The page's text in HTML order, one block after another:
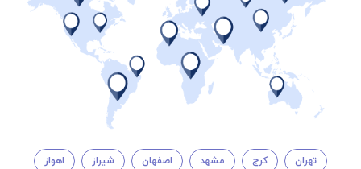
تهران کرج مشهد اصفهان شیراز اهواز